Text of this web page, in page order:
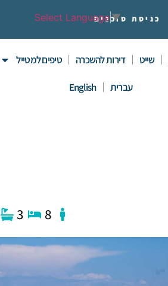
כניסת סוכניםSelect Language▼
שייט דירות להשכרה טיפים למטייל
עברית English
8
3